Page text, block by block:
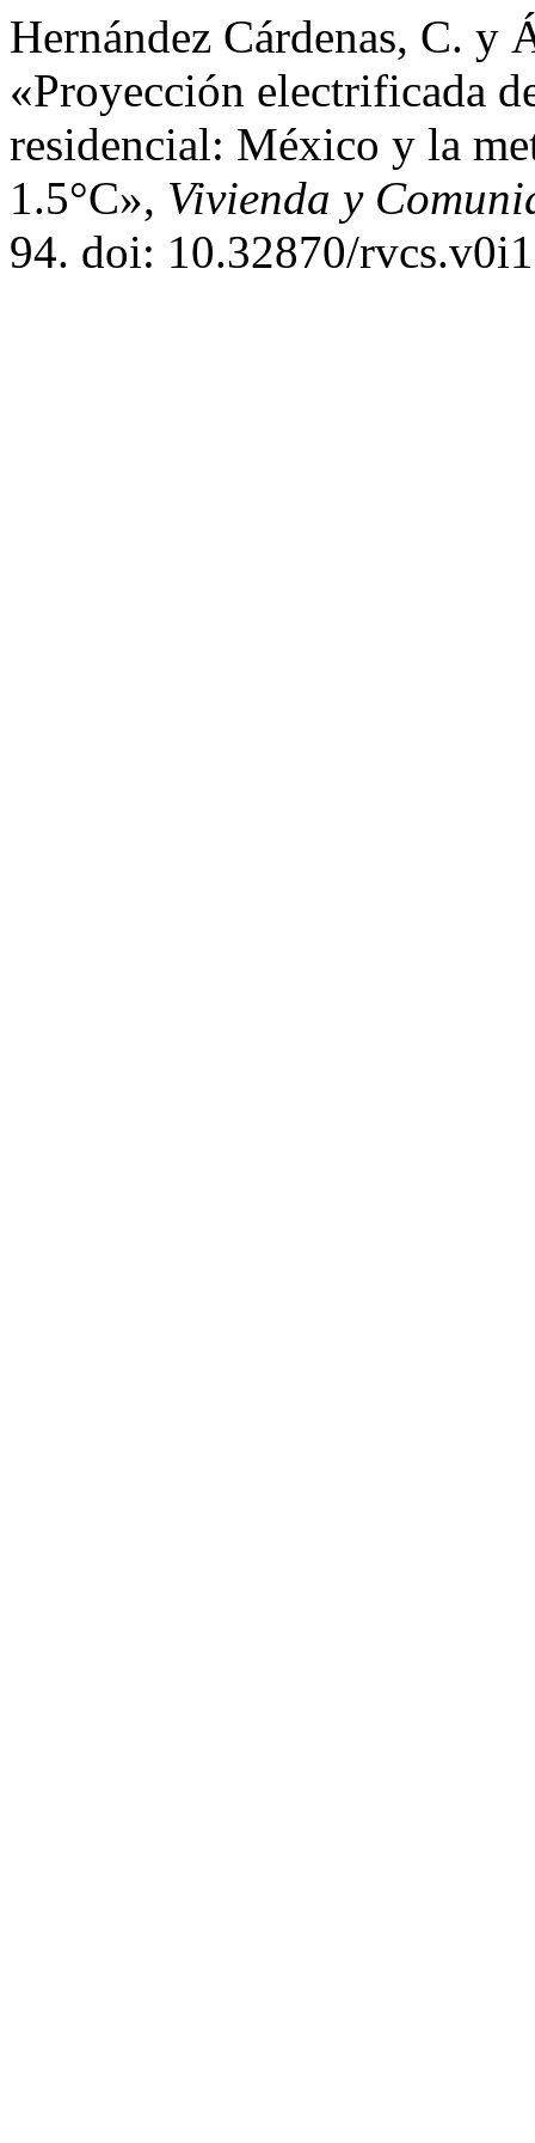
Hernández Cárdenas, C.
«Proyección electrificada
residencial: México y la
1.5°C», Vivienda y
94. doi: 10.32870/